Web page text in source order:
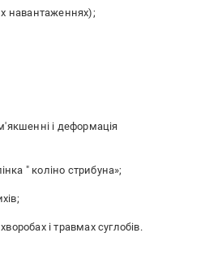
навантаженнях);
і деформація
" коліно стрибуна»;
і травмах суглобів.